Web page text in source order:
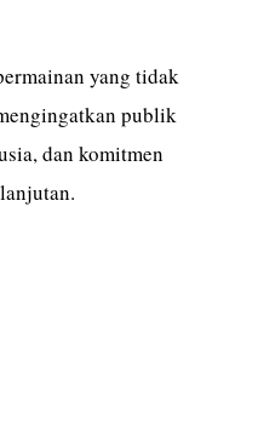
yang tidak
publik
dan komitmen